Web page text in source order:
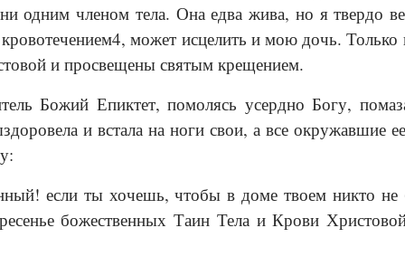
одним членом тела. Она едва жива, но я твердо
может исцелить и мою дочь.
и просвещены святым крещением.
Божий Епиктет, помолясь усердно Богу,
и встала на ноги свои, а все окружавшие
если ты хочешь, чтобы в доме твоем никто
божественных Таин Тела и Крови